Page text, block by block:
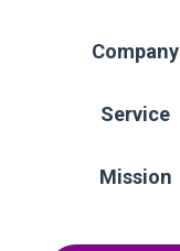
Company
Service
Mission